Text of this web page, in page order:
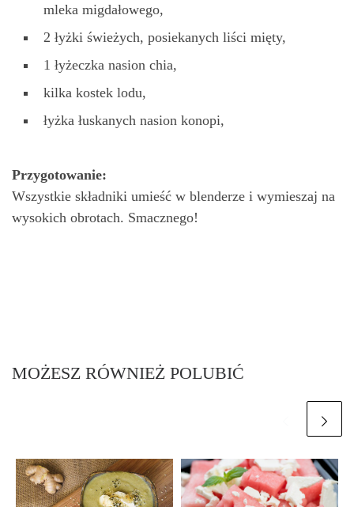
mleka migdałowego,
2 łyżki świeżych, posiekanych liści mięty,
1 łyżeczka nasion chia,
kilka kostek lodu,
łyżka łuskanych nasion konopi,
Przygotowanie:
Wszystkie składniki umieść w blenderze i wymieszaj na
wysokich obrotach. Smacznego!
MOŻESZ RÓWNIEŻ POLUBIĆ